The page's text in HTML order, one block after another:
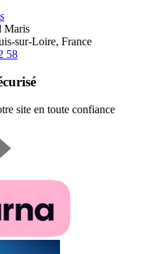
Maris
sur-Loire, France
58
site en toute confiance